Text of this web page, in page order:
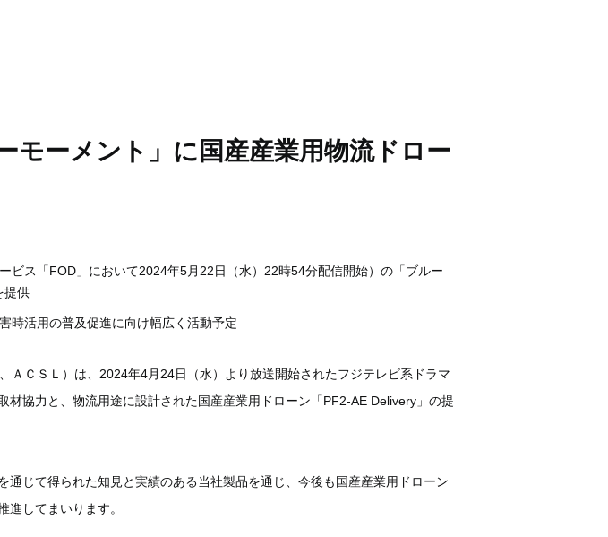
モーメント」に国産産業用物流ドロー
ビス「FOD」において2024年5月22日（水）22時54分配信開始）の「ブルー
提供
時活用の普及促進に向け幅広く活動予定
ＣＳＬ）は、2024年4月24日（水）より放送開始されたフジテレビ系ドラマ
材協力と、物流用途に設計された国産産業用ドローン「PF2-AE Delivery」の提
じて得られた知見と実績のある当社製品を通じ、今後も国産産業用ドローン
してまいります。